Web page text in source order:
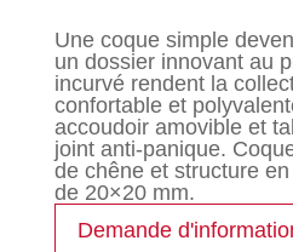
Une coque simple
un dossier innovant au
incurvé rendent la
confortable et
accoudoir amovible et
joint anti-panique.
de chêne et structure
de 20×20 mm.
Demande